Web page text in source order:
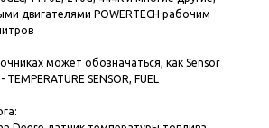
двигателями POWERTECH рабочим
может обозначаться, как Sensor
SENSOR, FUEL